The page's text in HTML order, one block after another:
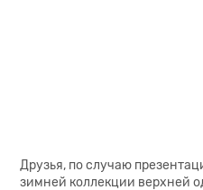
Друзья, по случаю
зимней коллекции верхней